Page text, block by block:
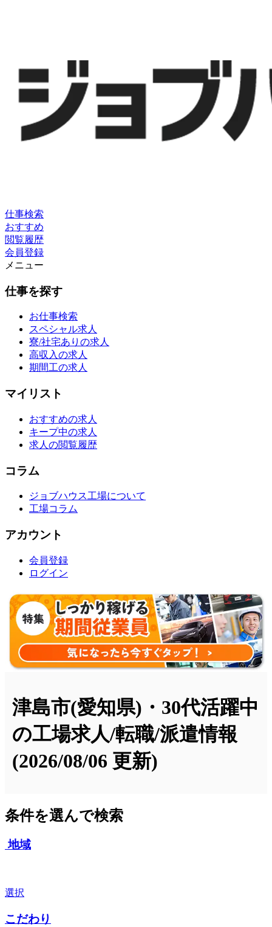
仕事検索
おすすめ
閲覧履歴
会員登録
メニュー
仕事を探す
お仕事検索
スペシャル求人
寮/社宅ありの求人
高収入の求人
期間工の求人
マイリスト
おすすめの求人
キープ中の求人
求人の閲覧履歴
コラム
ジョブハウス工場について
工場コラム
アカウント
会員登録
ログイン
津島市(愛知県)・30代活躍中
の工場求人/転職/派遣情報
(2026/08/06 更新)
条件を選んで検索
地域
選択
こだわり